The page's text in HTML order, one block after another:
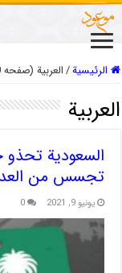
الرئيسية/العربیة (صفحه 20)
العربیة
السعودية تحذو
تجسس من العدو
يونيو 9, 2021 0